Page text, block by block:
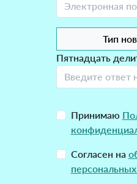
Тип
Пятнадцать
Принимаю
Согласен на